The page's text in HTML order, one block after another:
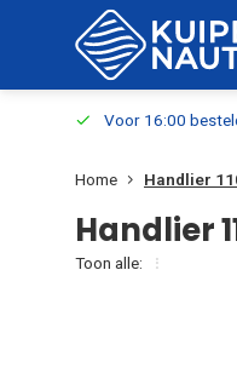
Voor 16:00
Home Handlier
Handlier
Toon alle: